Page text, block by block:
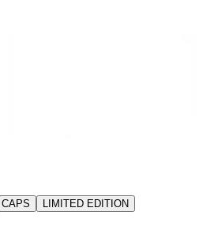
CAPS LIMITED EDITION